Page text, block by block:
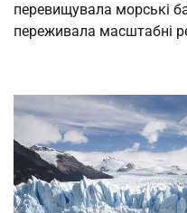
перевищувала морські
переживала масштабні